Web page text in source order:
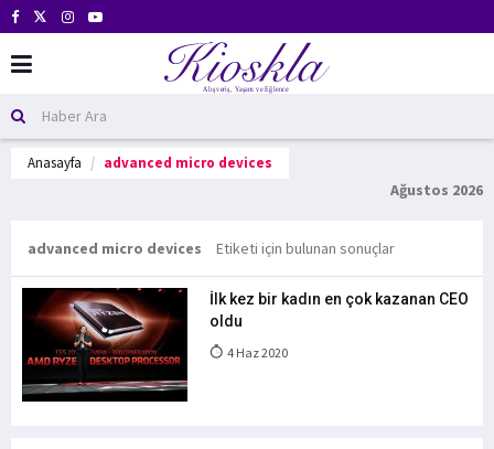
Anasayfa advanced micro devices
Ağustos 2026
advanced micro devices Etiketi için bulunan sonuçlar
İlk kez bir kadın en çok kazanan CEO
oldu
4 Haz 2020